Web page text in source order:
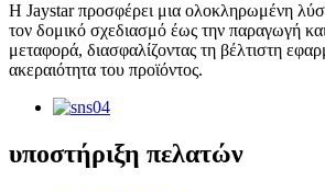
Η Jaystar προσφέρει μια ολοκληρωμένη
τον δομικό σχεδιασμό έως την παραγωγή
μεταφορά, διασφαλίζοντας τη βέλτιστη
ακεραιότητα του προϊόντος.
υποστήριξη πελατών